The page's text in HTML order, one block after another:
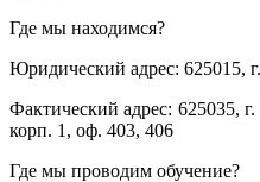
Где мы находимся?
Юридический адрес: 625015,
Фактический адрес: 625035,
корп. 1, оф. 403, 406
Где мы проводим обучение?